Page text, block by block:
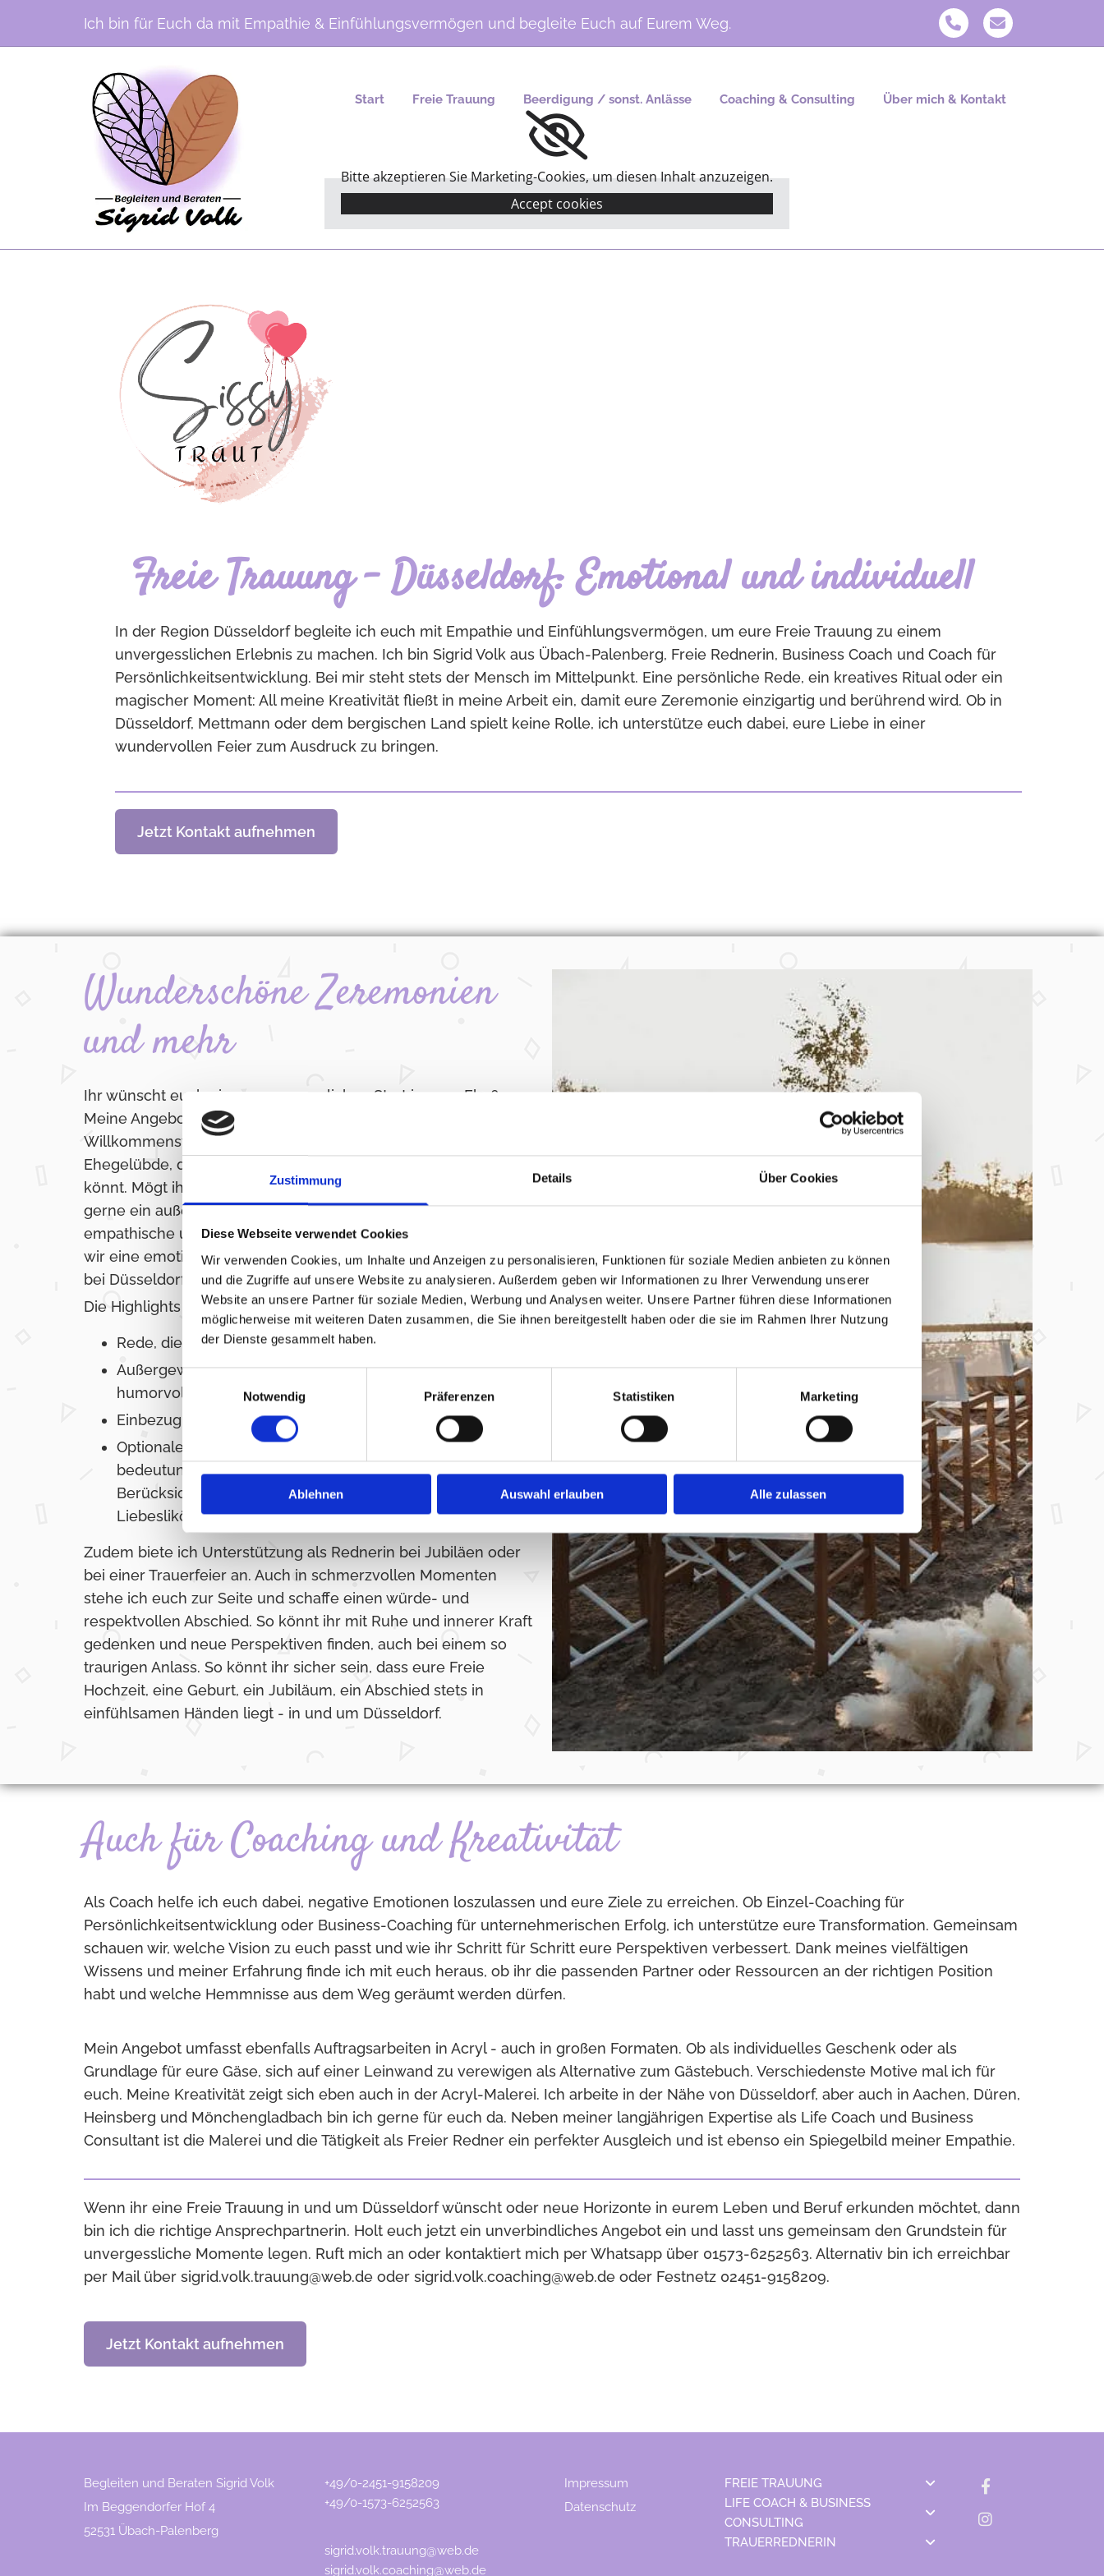
Zustimmung Details Über Cookies
Diese Webseite verwendet Cookies
Wir verwenden Cookies, um Inhalte und Anzeigen zu personalisieren, Funktionen für soziale Medien anbieten zu können
und die Zugriffe auf unsere Website zu analysieren. Außerdem geben wir Informationen zu Ihrer Verwendung unserer
Website an unsere Partner für soziale Medien, Werbung und Analysen weiter. Unsere Partner führen diese Informationen
möglicherweise mit weiteren Daten zusammen, die Sie ihnen bereitgestellt haben oder die sie im Rahmen Ihrer Nutzung
der Dienste gesammelt haben.
Einwilligungsauswahl
Notwendig
Präferenzen Statistiken Marketing
Ablehnen Auswahl erlauben Alle zulassen
Ich bin für Euch da mit Empathie & Einfühlungsvermögen und begleite Euch auf Eurem Weg.
Start Freie Trauung Beerdigung / sonst. Anlässe Coaching & Consulting Über mich & Kontakt
Bitte akzeptieren Sie Marketing-Cookies, um diesen Inhalt anzuzeigen.
Accept cookies
Freie Trauung - Düsseldorf: Emotional und individuell
In der Region Düsseldorf begleite ich euch mit Empathie und Einfühlungsvermögen, um eure Freie Trauung zu einem
unvergesslichen Erlebnis zu machen. Ich bin Sigrid Volk aus Übach-Palenberg, Freie Rednerin, Business Coach und Coach für
Persönlichkeitsentwicklung. Bei mir steht stets der Mensch im Mittelpunkt. Eine persönliche Rede, ein kreatives Ritual oder ein
magischer Moment: All meine Kreativität fließt in meine Arbeit ein, damit eure Zeremonie einzigartig und berührend wird. Ob in
Düsseldorf, Mettmann oder dem bergischen Land spielt keine Rolle, ich unterstütze euch dabei, eure Liebe in einer
wundervollen Feier zum Ausdruck zu bringen.
Jetzt Kontakt aufnehmen
Wunderschöne Zeremonien
und mehr
Ihr wünscht euch einen unvergesslichen Start in eure Ehe?
Meine Angebote umfassen jede Freie Trauung,
Willkommensfeste oder sogar die Erneuerung eurer
Ehegelübde, damit ihr besondere Momente gebührend feiern
könnt. Mögt ihr es kreativ, lustig oder spirituell? Dann plane ich
gerne ein außergewöhnliches Ritual. Wünscht ihr euch eine
empathische und liebevolle Atmosphäre? Gemeinsam gestalten
wir eine emotionale Zeremonie an eurem Wunschort, ganz nah
bei Düsseldorf.
Die Highlights meiner Leistungen auf einen Blick:
Rede, die zu euch passt, mit viel Feingefühl
Außergewöhnlicher Rahmen, gerne mystisch, magisch oder
humorvoll
Einbezug eurer Familie und Freunde, wenn ihr das möchtet
Optionales Ritual, um euren Moment noch
bedeutungsvoller zu gestalten, z.B. unter
Berücksichtigungen eurer Vorlieben, das Gewürz-Ritual, der
Liebeslikör und vieles mehr.
Zudem biete ich Unterstützung als Rednerin bei Jubiläen oder
bei einer Trauerfeier an. Auch in schmerzvollen Momenten
stehe ich euch zur Seite und schaffe einen würde- und
respektvollen Abschied. So könnt ihr mit Ruhe und innerer Kraft
gedenken und neue Perspektiven finden, auch bei einem so
traurigen Anlass. So könnt ihr sicher sein, dass eure Freie
Hochzeit, eine Geburt, ein Jubiläum, ein Abschied stets in
einfühlsamen Händen liegt - in und um Düsseldorf.
Auch für Coaching und Kreativität
Als Coach helfe ich euch dabei, negative Emotionen loszulassen und eure Ziele zu erreichen. Ob Einzel-Coaching für
Persönlichkeitsentwicklung oder Business-Coaching für unternehmerischen Erfolg, ich unterstütze eure Transformation. Gemeinsam
schauen wir, welche Vision zu euch passt und wie ihr Schritt für Schritt eure Perspektiven verbessert. Dank meines vielfältigen
Wissens und meiner Erfahrung finde ich mit euch heraus, ob ihr die passenden Partner oder Ressourcen an der richtigen Position
habt und welche Hemmnisse aus dem Weg geräumt werden dürfen.
Mein Angebot umfasst ebenfalls Auftragsarbeiten in Acryl - auch in großen Formaten. Ob als individuelles Geschenk oder als
Grundlage für eure Gäse, sich auf einer Leinwand zu verewigen als Alternative zum Gästebuch. Verschiedenste Motive mal ich für
euch. Meine Kreativität zeigt sich eben auch in der Acryl-Malerei. Ich arbeite in der Nähe von Düsseldorf, aber auch in Aachen, Düren,
Heinsberg und Mönchengladbach bin ich gerne für euch da. Neben meiner langjährigen Expertise als Life Coach und Business
Consultant ist die Malerei und die Tätigkeit als Freier Redner ein perfekter Ausgleich und ist ebenso ein Spiegelbild meiner Empathie.
Wenn ihr eine Freie Trauung in und um Düsseldorf wünscht oder neue Horizonte in eurem Leben und Beruf erkunden möchtet, dann
bin ich die richtige Ansprechpartnerin. Holt euch jetzt ein unverbindliches Angebot ein und lasst uns gemeinsam den Grundstein für
unvergessliche Momente legen. Ruft mich an oder kontaktiert mich per Whatsapp über 01573-6252563. Alternativ bin ich erreichbar
per Mail über sigrid.volk.trauung@web.de oder sigrid.volk.coaching@web.de oder Festnetz 02451-9158209.
Jetzt Kontakt aufnehmen
Begleiten und Beraten Sigrid Volk
Im Beggendorfer Hof 4
52531 Übach-Palenberg
+49/0-2451-9158209
+49/0-1573-6252563
sigrid.volk.trauung@web.de
sigrid.volk.coaching@web.de
Impressum
Datenschutz
FREIE TRAUUNG
LIFE COACH & BUSINESS
CONSULTING
TRAUERREDNERIN